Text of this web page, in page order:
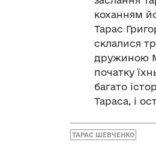
коханням
Тарас
склалися
дружиною
початку
багато
Тараса, і
ТАРАС ШЕВЧЕНКО